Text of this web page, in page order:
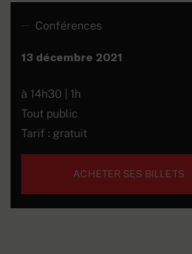
Conférences
13 décembre 2021
à 14h30 | 1h
Tout public
Tarif : gratuit
ACHETER SES BILLETS